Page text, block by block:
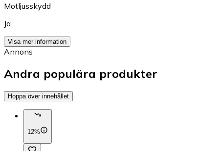
Motljusskydd
Ja
Visa mer information
Annons
Andra populära produkter
Hoppa över innehållet
12%